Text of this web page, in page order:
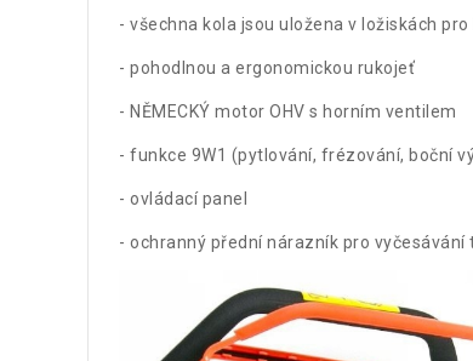
- všechna kola jsou uložena v ložiskách pro
- pohodlnou a ergonomickou rukojeť
- NĚMECKÝ motor OHV s horním ventilem
- funkce 9W1 (pytlování, frézování, boční
- ovládací panel
- ochranný přední nárazník pro vyčesávání